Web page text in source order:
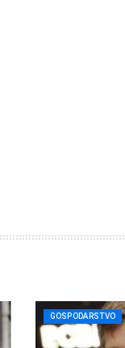
GOSPODARSTVO